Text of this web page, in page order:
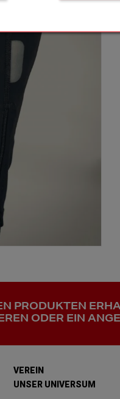
PRODUKTEN
ODER EIN
VEREIN
UNSER UNIVERSUM